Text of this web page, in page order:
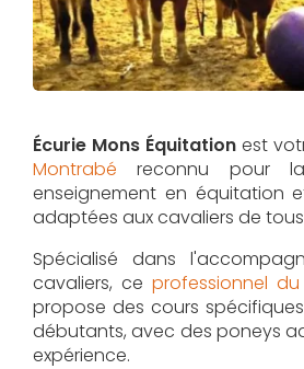
Écurie Mons Équitation est
Montrabé reconnu pour
enseignement en équitation
adaptées aux cavaliers de
Spécialisé dans
cavaliers, ceprofessionnel
propose des cours
débutants, avec des poneys
expérience.